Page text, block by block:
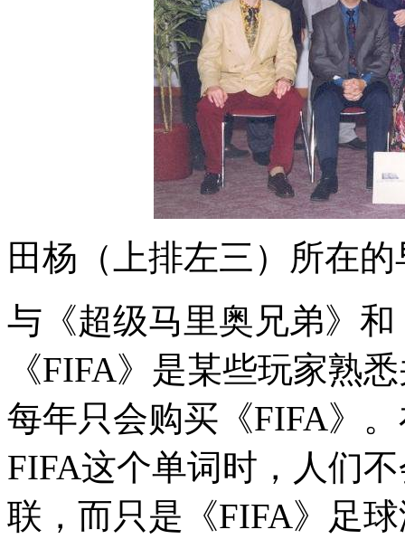
田杨（上排左三）所在
与《超级马里奥兄弟》
《FIFA》是某些玩家熟
每年只会购买《FIFA》
FIFA这个单词时，人们
联，而只是《FIFA》足